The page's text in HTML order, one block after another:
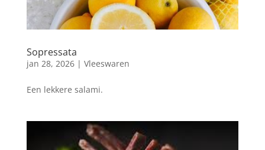
Sopressata
jan 28, 2026| Vleeswaren
Een lekkere salami.